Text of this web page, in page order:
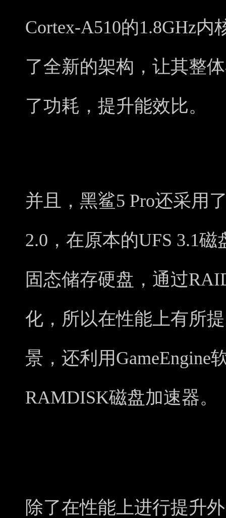
Cortex-A510的1.8GHz
了全新的架构，让其整
了功耗，提升能效比。
并且，黑鲨5 Pro还采用
2.0，在原本的UFS 3.1
固态储存硬盘，通过
化，所以在性能上有所
景，还利用GameEngine
RAMDISK磁盘加速器。
除了在性能上进行提升